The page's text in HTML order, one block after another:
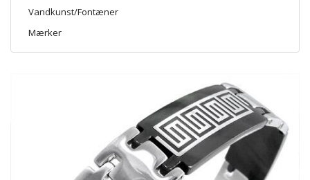
Vandkunst/Fontæner
Mærker